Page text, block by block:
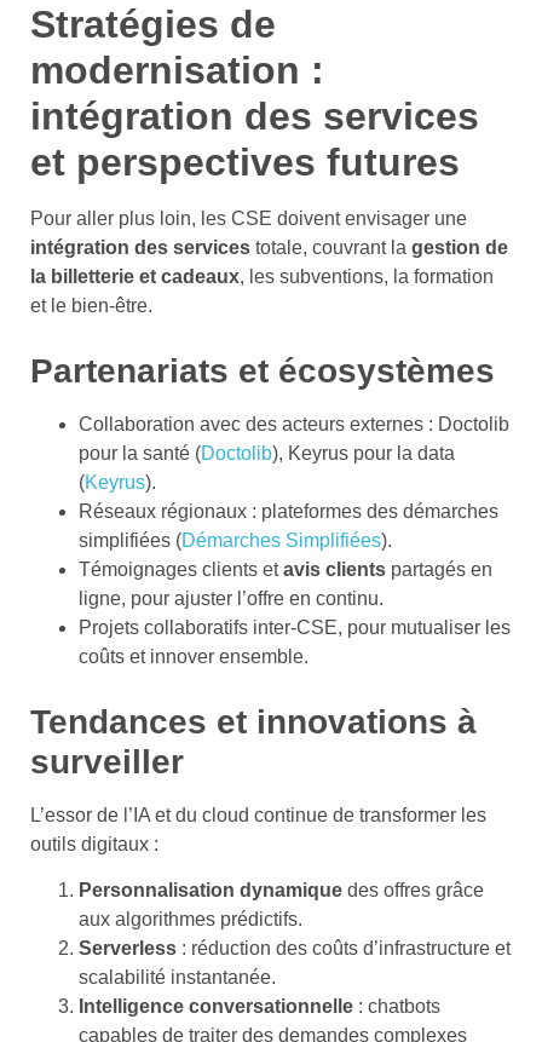
Stratégies de
modernisation :
intégration des services
et perspectives futures
Pour aller plus loin, les CSE doivent envisager une
intégration des services totale, couvrant la gestion de
la billetterie et cadeaux, les subventions, la formation
et le bien-être.
Partenariats et écosystèmes
Collaboration avec des acteurs externes : Doctolib
pour la santé (Doctolib), Keyrus pour la data
(Keyrus).
Réseaux régionaux : plateformes des démarches
simplifiées (Démarches Simplifiées).
Témoignages clients etavis clients partagés en
ligne, pour ajuster l’offre en continu.
Projets collaboratifs inter-CSE, pour mutualiser les
coûts et innover ensemble.
Tendances et innovations à
surveiller
L’essor de l’IA et du cloud continue de transformer les
outils digitaux :
Personnalisation dynamique des offres grâce
aux algorithmes prédictifs.
Serverless : réduction des coûts d’infrastructure et
scalabilité instantanée.
Intelligence conversationnelle : chatbots
capables de traiter des demandes complexes